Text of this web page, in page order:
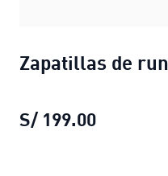
Zapatillas de
S/ 199.00